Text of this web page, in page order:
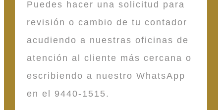
Puedes hacer una solicitud para
revisión o cambio de tu contador
acudiendo a nuestras oficinas de
atención al cliente más cercana o
escribiendo a nuestro WhatsApp
en el 9440-1515.